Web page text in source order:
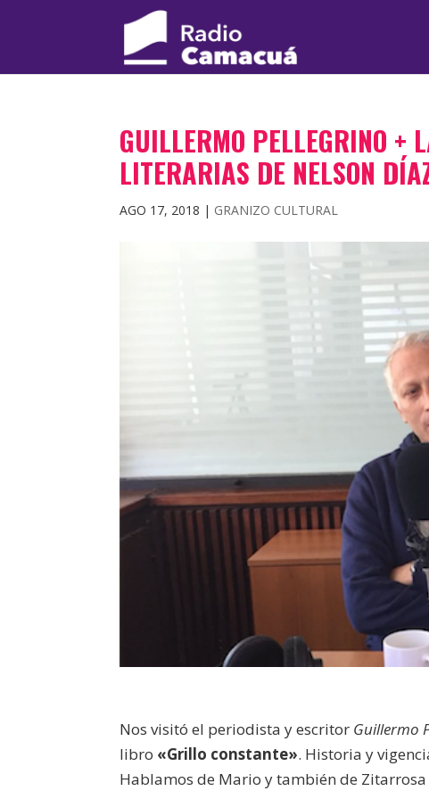
GUILLERMO PELLEGRINO +
LITERARIAS DE NELSON
AGO 17, 2018 | GRANIZO CULTURAL
Nos visitó el periodista y escritor Guillermo
libro «Grillo constante». Historia y
Hablamos de Mario y también de